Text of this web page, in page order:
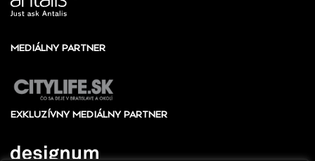
MEDIÁLNY PARTNER
EXKLUZÍVNY MEDIÁLNY PARTNER